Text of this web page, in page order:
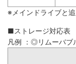
※メインドライブと
■ストレージ対応表
凡例 ：◎リムーバブ